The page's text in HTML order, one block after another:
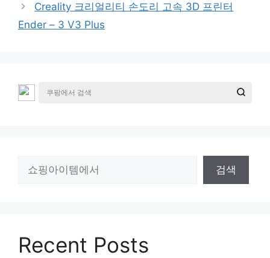
Creality 크리얼리티 손도리 고속 3D 프린터
Ender – 3 V3 Plus
검색
Recent Posts